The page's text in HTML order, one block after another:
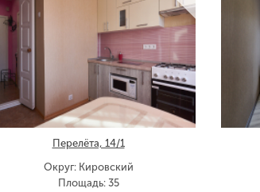
Перелёта, 14/1
Округ: Кировский
Площадь: 35